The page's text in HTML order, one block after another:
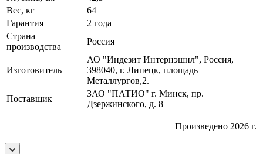
Вес, кг
64
Гарантия
2 года
Страна
производства
Россия
Изготовитель
АО "Индезит Интернэшнл", Россия,
398040, г. Липецк, площадь
Металлургов,2.
Поставщик
ЗАО "ПАТИО" г. Минск, пр.
Дзержинского, д. 8
Произведено 2026 г.